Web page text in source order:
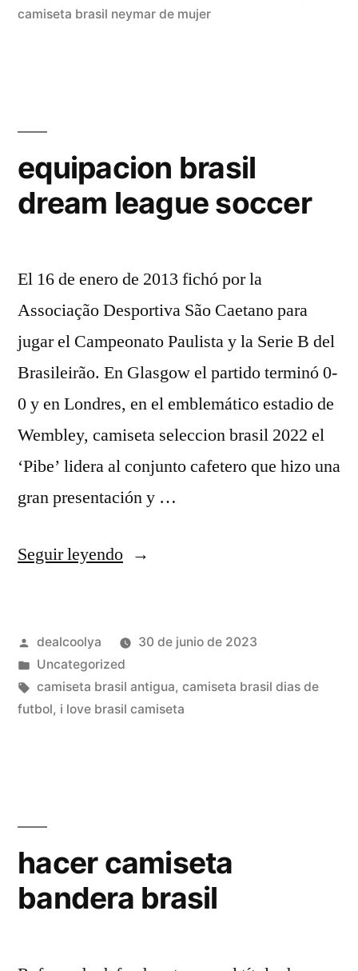
camiseta brasil neymar de mujer
equipacion brasil
dream league soccer
El 16 de enero de 2013 fichó por la
Associação Desportiva São Caetano para
jugar el Campeonato Paulista y la Serie B del
Brasileirão. En Glasgow el partido terminó 0-
0 y en Londres, en el emblemático estadio de
Wembley, camiseta seleccion brasil 2022 el
‘Pibe’ lidera al conjunto cafetero que hizo una
gran presentación y …
Seguir leyendo«equipacion
league
soccer»
Publicado
por
dealcoolya
30 de junio de 2023
Publicado
en
Uncategorized
Etiquetas:
camiseta brasil antigua, camiseta brasil dias de
futbol, i love brasil camiseta
hacer camiseta
bandera brasil